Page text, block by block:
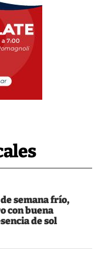
semana frío,
con buena
de sol